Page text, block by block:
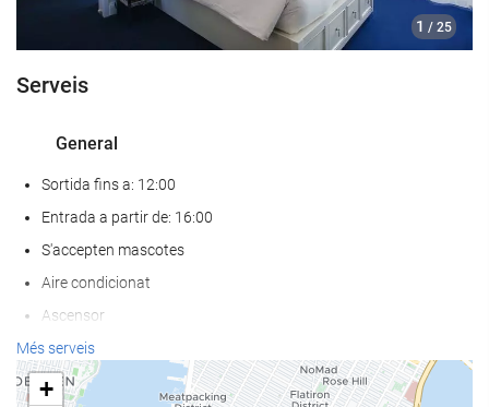
1 / 25
Serveis
General
Sortida fins a: 12:00
Entrada a partir de: 16:00
S'accepten mascotes
Aire condicionat
Ascensor
Accés persones amb mobilitat reduïda
Habitacions No Fumadors
Més serveis
+